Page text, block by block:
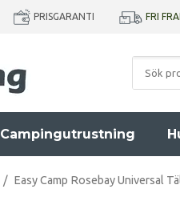
PRISGARANTI FRI
Campingutrustning
/ Easy Camp Rosebay Universal